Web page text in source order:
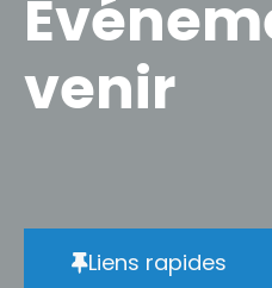
venir
Liens rapides